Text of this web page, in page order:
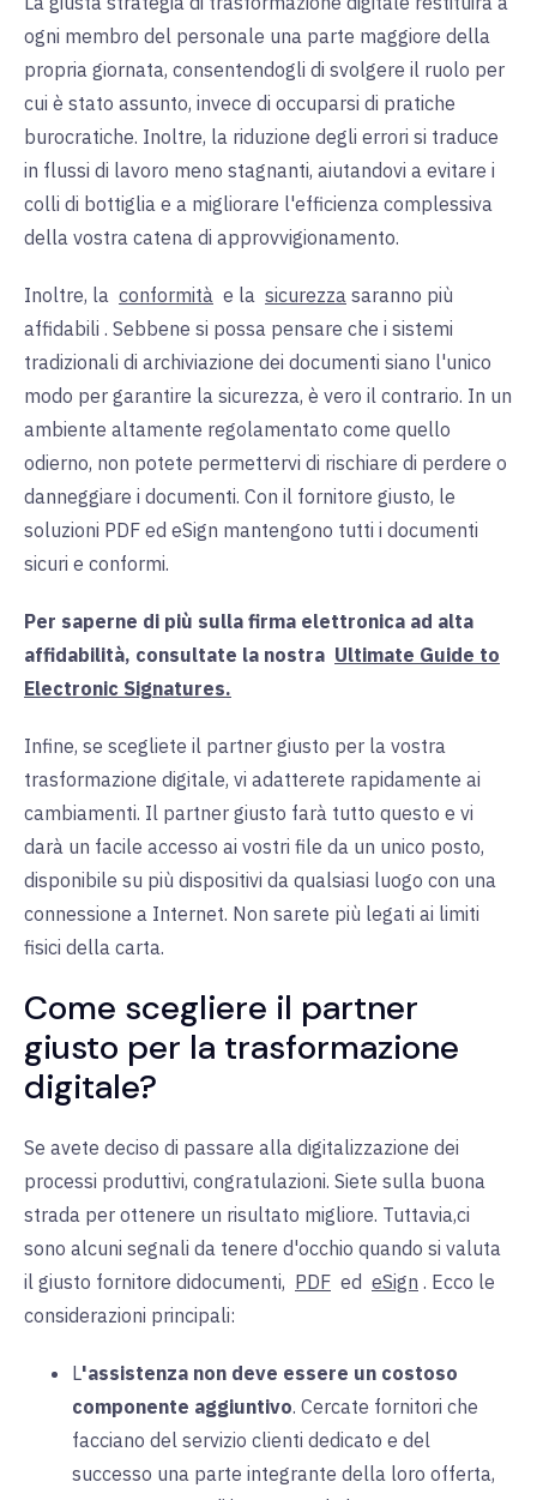
ogni membro del personale una parte maggiore della
propria giornata, consentendogli di svolgere il ruolo per
cui è stato assunto, invece di occuparsi di pratiche
burocratiche. Inoltre, la riduzione degli errori si traduce
in flussi di lavoro meno stagnanti, aiutandovi a evitare i
colli di bottiglia e a migliorare l'efficienza complessiva
della vostra catena di approvvigionamento.
Inoltre, la conformità e la sicurezza saranno più
affidabili . Sebbene si possa pensare che i sistemi
tradizionali di archiviazione dei documenti siano l'unico
modo per garantire la sicurezza, è vero il contrario. In un
ambiente altamente regolamentato come quello
odierno, non potete permettervi di rischiare di perdere o
danneggiare i documenti. Con il fornitore giusto, le
soluzioni PDF ed eSign mantengono tutti i documenti
sicuri e conformi.
Per saperne di più sulla firma elettronica ad alta
affidabilità, consultate la nostra Ultimate Guide to
Electronic Signatures.
Infine, se scegliete il partner giusto per la vostra
trasformazione digitale, vi adatterete rapidamente ai
cambiamenti. Il partner giusto farà tutto questo e vi
darà un facile accesso ai vostri file da un unico posto,
disponibile su più dispositivi da qualsiasi luogo con una
connessione a Internet. Non sarete più legati ai limiti
fisici della carta.
Come scegliere il partner
giusto per la trasformazione
digitale?
Se avete deciso di passare alla digitalizzazione dei
processi produttivi, congratulazioni. Siete sulla buona
strada per ottenere un risultato migliore. Tuttavia,ci
sono alcuni segnali da tenere d'occhio quando si valuta
il giusto fornitore didocumenti, PDF ed eSign . Ecco le
considerazioni principali:
L'assistenza non deve essere un costoso
componente aggiuntivo. Cercate fornitori che
facciano del servizio clienti dedicato e del
successo una parte integrante della loro offerta,